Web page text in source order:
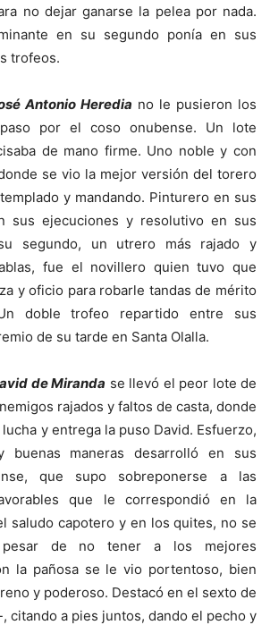
no dejar ganarse la pelea por nada.
en su segundo ponía en sus
trofeos.
Antonio Heredia no le pusieron los
por el coso onubense. Un lote
de mano firme. Uno noble y con
se vio la mejor versión del torero
y mandando. Pinturero en sus
sus ejecuciones y resolutivo en sus
segundo, un utrero más rajado y
fue el novillero quien tuvo que
y oficio para robarle tandas de mérito
doble trofeo repartido entre sus
de su tarde en Santa Olalla.
de Miranda se llevó el peor lote de
rajados y faltos de casta, donde
y entrega la puso David. Esfuerzo,
buenas maneras desarrolló en sus
que supo sobreponerse a las
que le correspondió en la
saludo capotero y en los quites, no se
de no tener a los mejores
la pañosa se le vio portentoso, bien
y poderoso. Destacó en el sexto de
citando a pies juntos, dando el pecho y